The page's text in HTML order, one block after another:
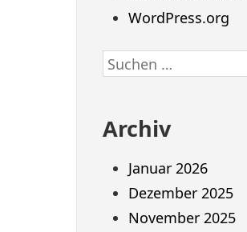
WordPress.org
Suchen
nach:
Archiv
Januar 2026
Dezember 2025
November 2025